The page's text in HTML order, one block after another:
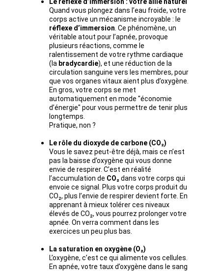
Quand vous plongez dans l’eau froide, votre
corps active un mécanisme incroyable : le
réflexe d’immersion . Ce phénomène, un
véritable atout pour l’apnée, provoque
plusieurs réactions, comme le
ralentissement de votre rythme cardiaque
(la bradycardie), et une réduction de la
circulation sanguine vers les membres, pour
que vos organes vitaux aient plus d’oxygène.
En gros, votre corps se met
automatiquement en mode "économie
d’énergie" pour vous permettre de tenir plus
longtemps.
Pratique, non ?
Le rôle du dioxyde de carbone (CO₂)
Vous le savez peut-être déjà, mais ce n’est
pas la baisse d’oxygène qui vous donne
envie de respirer. C’est en réalité
l’accumulation de CO₂ dans votre corps qui
envoie ce signal. Plus votre corps produit du
CO₂, plus l’envie de respirer devient forte. En
apprenant à mieux tolérer ces niveaux
élevés de CO₂, vous pourrez prolonger votre
apnée. On verra comment dans les
exercices un peu plus bas.
La saturation en oxygène (O₂)
L’oxygène, c’est ce qui alimente vos cellules.
En apnée, votre taux d’oxygène dans le sang